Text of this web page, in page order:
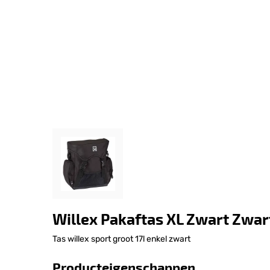
Willex Pakaftas XL Zwart
Tas willex sport groot 17l enkel zwart